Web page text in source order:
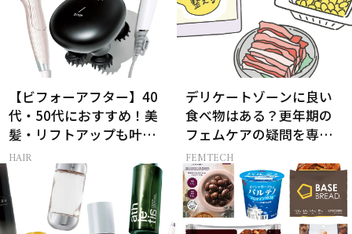
【ビフォーアフター】40
代・50代におすすめ！美
髪・リフトアップも叶う
最新ヘアケア家電3選
HAIR
デリケートゾーンに良い
食べ物はある？更年期の
フェムケアの疑問を専門
医が解決！
FEMTECH